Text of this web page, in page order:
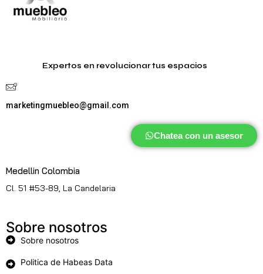
Expertos en revolucionar tus espacios
marketingmuebleo@gmail.com
Chatea con un asesor
Medellin Colombia
Cl. 51 #53-89, La Candelaria
Sobre nosotros
Sobre nosotros
Politica de Habeas Data